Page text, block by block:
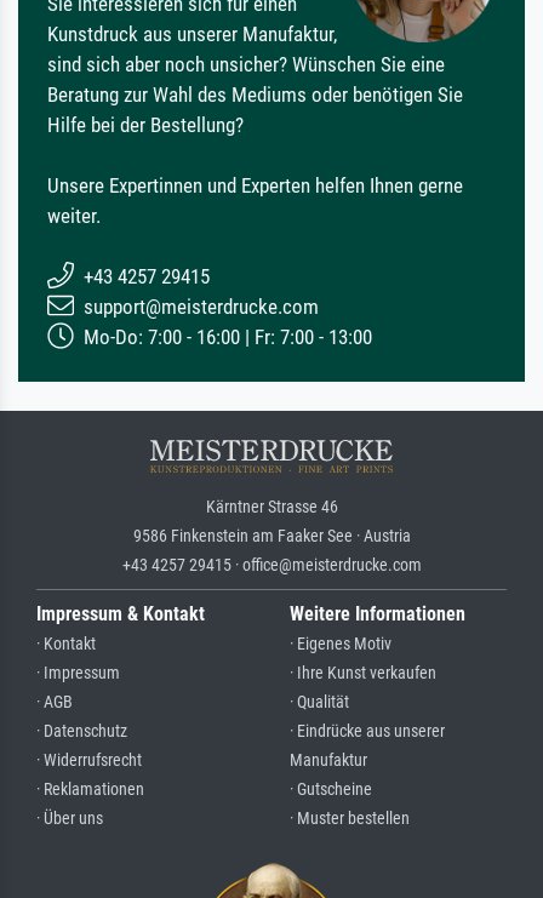
Kunstdruck aus unserer Manufaktur,
sind sich aber noch unsicher? Wünschen Sie eine
Beratung zur Wahl des Mediums oder benötigen Sie
Hilfe bei der Bestellung?
Unsere Expertinnen und Experten helfen Ihnen gerne
weiter.
+43 4257 29415
support@meisterdrucke.com
Mo-Do: 7:00 - 16:00 | Fr: 7:00 - 13:00
Kärntner Strasse 46
9586 Finkenstein am Faaker See · Austria
+43 4257 29415 · office@meisterdrucke.com
Impressum & Kontakt
· Kontakt
· Impressum
· AGB
· Datenschutz
· Widerrufsrecht
· Reklamationen
· Über uns
Weitere Informationen
· Eigenes Motiv
· Ihre Kunst verkaufen
· Qualität
· Eindrücke aus unserer
Manufaktur
· Gutscheine
· Muster bestellen